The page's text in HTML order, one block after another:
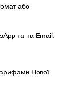
або
та на Email.
Нової